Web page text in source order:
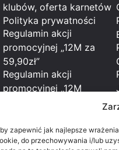
zapewnić jak najlepsze
do przechowywania i/lub
klubów, oferta karnetów
Polityka prywatności
Regulamin akcji
promocyjnej „12M za
59,90zł”
Regulamin akcji
promocyjnej „12M
promocyjnej „Karnet
Wakacje”